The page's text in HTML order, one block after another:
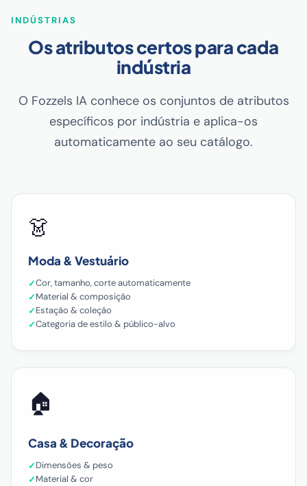
INDÚSTRIAS
Os atributos certos para cada
indústria
O Fozzels IA conhece os conjuntos de atributos
específicos por indústria e aplica-os
automaticamente ao seu catálogo.
👗
Moda & Vestuário
Cor, tamanho, corte automaticamente
Material & composição
Estação & coleção
Categoria de estilo & público-alvo
🏠
Casa & Decoração
Dimensões & peso
Material & cor